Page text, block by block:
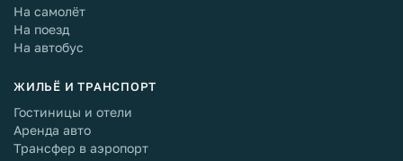
На самолёт
На поезд
На автобус
ЖИЛЬЁ И ТРАНСПОРТ
Гостиницы и отели
Аренда авто
Трансфер в аэропорт